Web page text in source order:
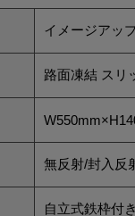
イメージアッ
路面凍結 スリ
無反射/封入反
自立式鉄枠付